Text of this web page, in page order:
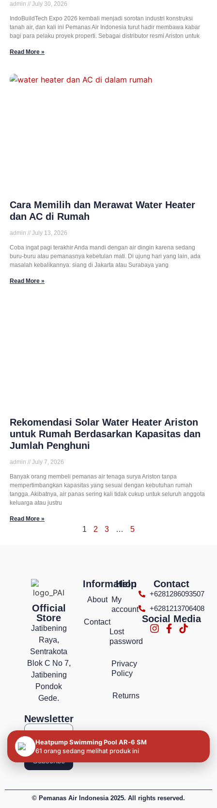
admin July 30, 2026
IndoBuildTech Expo 2026 kembali menjadi sorotan industri konstruksi
tanah air, dan kali ini Pemanas Air Indonesia turut hadir membawa kabar
bagi para pelaku proyek properti. Sebagai distributor resmi Ariston untuk
Read More »
Cara Memilih dan Merawat Water Heater
dan AC di Rumah
admin July 13, 2026
Coba ingat pagi terakhir Anda mandi dengan air dingin karena sedang
buru-buru atau pemanasnya kebetulan mati. Di ujung hari yang lain, ada
masalah kebalikannya: siang di Jakarta atau Surabaya yang
Read More »
Rekomendasi Solar Water Heater Ariston
untuk Rumah Berdasarkan Kapasitas dan
Jumlah Penghuni
admin July 7, 2026
Banyak orang membeli pemanas air tenaga surya Ariston tanpa
mempertimbangkan kapasitas yang sesuai dengan kebutuhan rumah
tangga. Akibatnya, air panas sering kali tidak cukup untuk seluruh anggota
keluarga atau justru
Read More »
1 2 3 … 5
Official
Store
Jatibening
Raya,
Sentrakota
Blok C No 7,
Jatibening
Pondok
Gede.
Newsletter
Subscribe
Information
About
Contact
Help
My
account
Lost
password
Privacy
Policy
Returns
Contact
+6281286093507
+6281213706408
Social Media
© Pemanas Air Indonesia 2025. All rights reserved.
Heatpump Swimming Pool AR‐6 SM
61 orang sedang melihat produk ini